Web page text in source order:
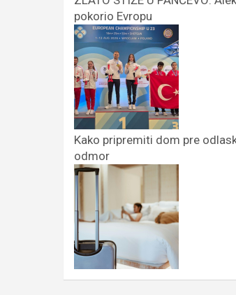
pokorio Evropu
Kako pripremiti dom pre
odmor